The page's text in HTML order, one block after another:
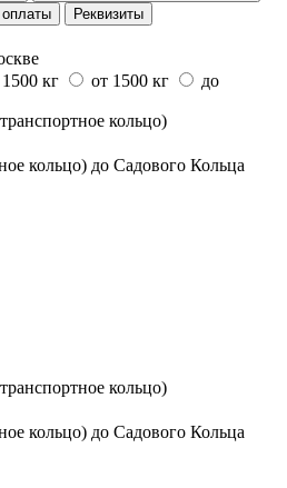
Реквизиты
кг от 1500 кг
до
кольцо)
кольцо) до Садового Кольца
кольцо)
кольцо) до Садового Кольца